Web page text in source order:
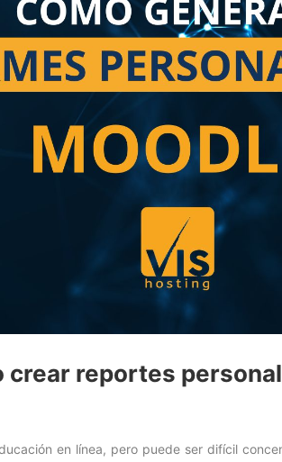
crear reportes
en línea, pero puede ser difícil